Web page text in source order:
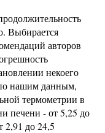
Выбирается
авторов
некоего
нашим данным,
термометрии в
печени - от 5,25 до
2,91 до 24,5